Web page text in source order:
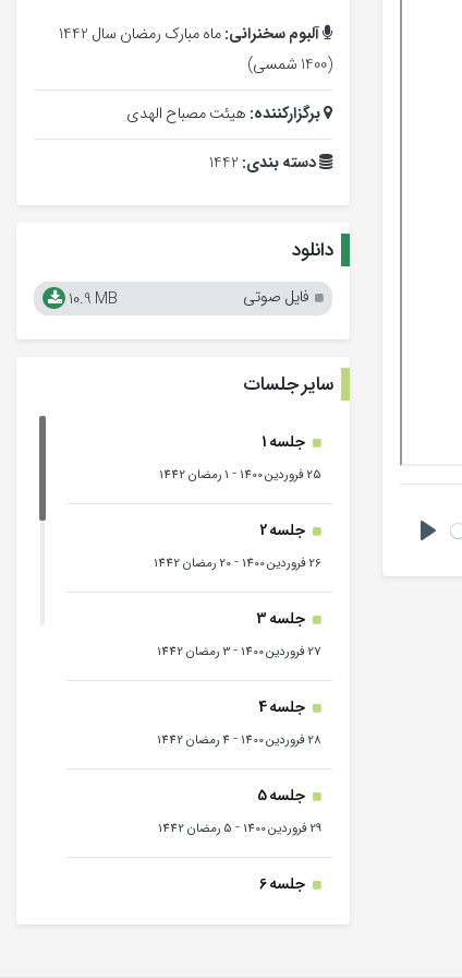
آلبوم سخنرانی:
ماه مبارک رمضان سال 1442
(1400 شمسی)
برگزارکننده: هیئت مصباح الهدی
دسته بندی: 1442
دانلود
فایل صوتی 10.9 MB
سایر جلسات
جلسه 1
25 فروردین 1400 - 1 رمضان 1442
جلسه 2
26 فروردین 1400 -20 رمضان 1442
جلسه 3
27 فروردین 1400 -3 رمضان 1442
جلسه 4
28 فروردین 1400 - 4 رمضان 1442
جلسه 5
29 فروردین 1400 - 5 رمضان 1442
جلسه 6